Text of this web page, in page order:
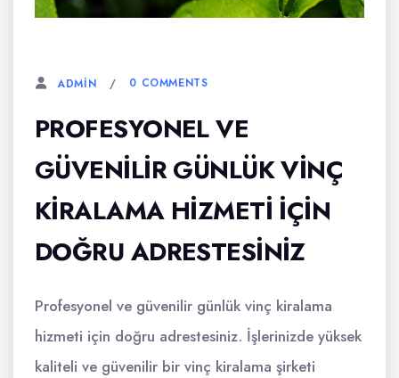
ADMIN 0 COMMENTS
PROFESYONEL VE
GÜVENILIR GÜNLÜK VINÇ
KIRALAMA HIZMETI IÇIN
DOĞRU ADRESTESINIZ
Profesyonel ve güvenilir günlük vinç kiralama
hizmeti için doğru adrestesiniz. İşlerinizde yüksek
kaliteli ve güvenilir bir vinç kiralama şirketi